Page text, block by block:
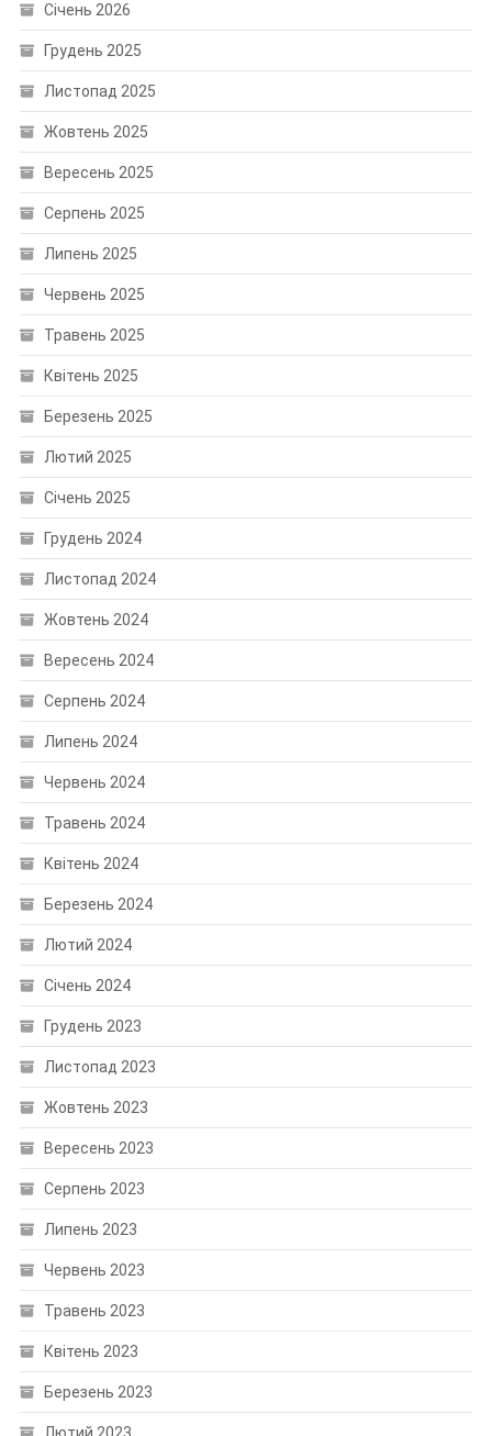
Січень 2026
Грудень 2025
Листопад 2025
Жовтень 2025
Вересень 2025
Серпень 2025
Липень 2025
Червень 2025
Травень 2025
Квітень 2025
Березень 2025
Лютий 2025
Січень 2025
Грудень 2024
Листопад 2024
Жовтень 2024
Вересень 2024
Серпень 2024
Липень 2024
Червень 2024
Травень 2024
Квітень 2024
Березень 2024
Лютий 2024
Січень 2024
Грудень 2023
Листопад 2023
Жовтень 2023
Вересень 2023
Серпень 2023
Липень 2023
Червень 2023
Травень 2023
Квітень 2023
Березень 2023